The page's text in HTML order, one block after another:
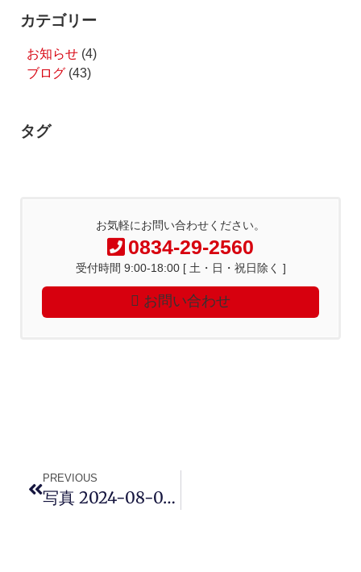
カテゴリー
お知らせ (4)
ブログ (43)
タグ
お気軽にお問い合わせください。
0834-29-2560
受付時間 9:00-18:00 [ 土・日・祝日除く ]
お問い合わせ
PREVIOUS
写真 2024-08-01 11 26 27 (3)